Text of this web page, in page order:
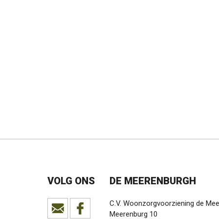
VOLG ONS DE MEERENBURGH
C.V. Woonzorgvoorziening de
Meerenburg 10